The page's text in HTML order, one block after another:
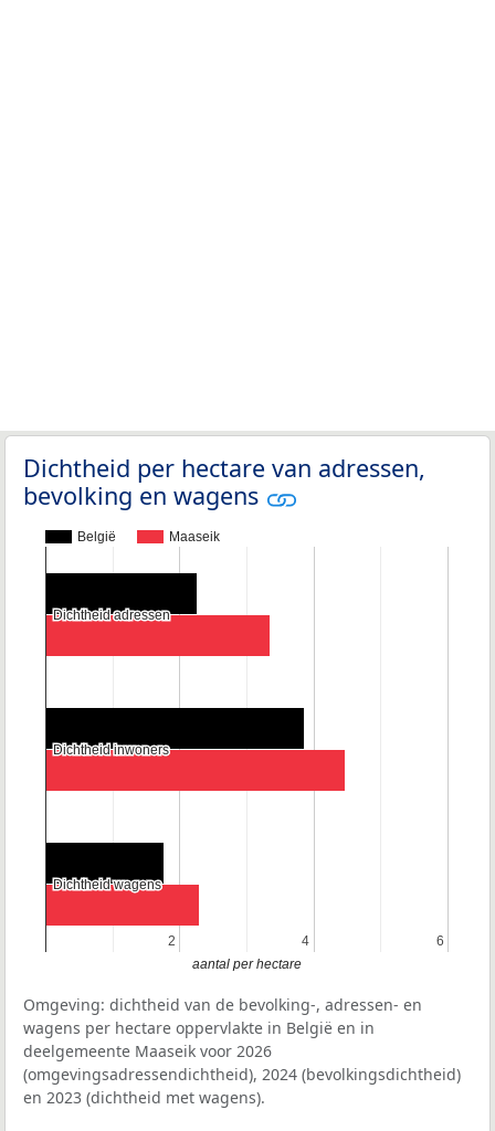
Dichtheid per hectare van adressen,
bevolking en wagens
België Maaseik
2
2 4
4 6
6
Dichtheid adressen
Dichtheid adressen
Dichtheid inwoners
Dichtheid inwoners
Dichtheid wagens
Dichtheid wagens
aantal per hectare
Omgeving: dichtheid van de bevolking-, adressen- en
wagens per hectare oppervlakte in België en in
deelgemeente Maaseik voor 2026
(omgevingsadressendichtheid), 2024 (bevolkingsdichtheid)
en 2023 (dichtheid met wagens).